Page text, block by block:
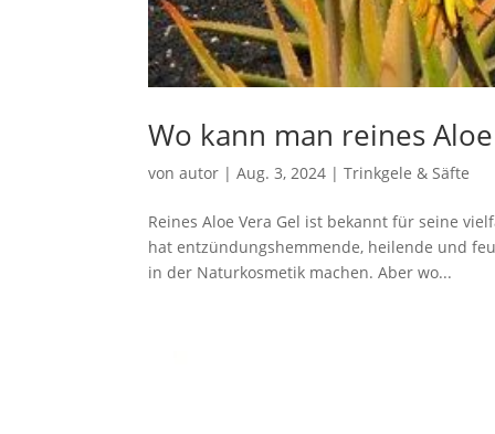
Wo kann man reines
vonautor |Aug. 3, 2024 |Trinkgele & Säfte
Reines Aloe Vera Gel ist bekannt für seine
hat entzündungshemmende, heilende und
in der Naturkosmetik machen. Aber wo...